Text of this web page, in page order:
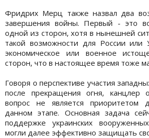
Фридрих Мерц также назвал два
завершения войны. Первый - это
одной из сторон, хотя в нынешней
такой возможности для России или
экономическое или военное
сторон, что в настоящее время тоже
Говоря о перспективе участия
после прекращения огня, канцлер
вопрос не является приоритетом
данном этапе. Основная задача
поддержке украинских
могли далее эффективно защищать